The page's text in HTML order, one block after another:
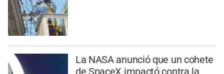
La NASA anunció que un cohete
de SpaceX impactó contra la